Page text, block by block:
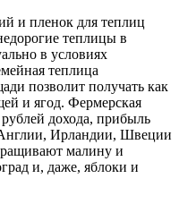
и пленок для теплиц
теплицы в
в условиях
теплица
позволит получать как
и ягод. Фермерская
дохода, прибыль
Ирландии, Швеции
малину и
и, даже, яблоки и